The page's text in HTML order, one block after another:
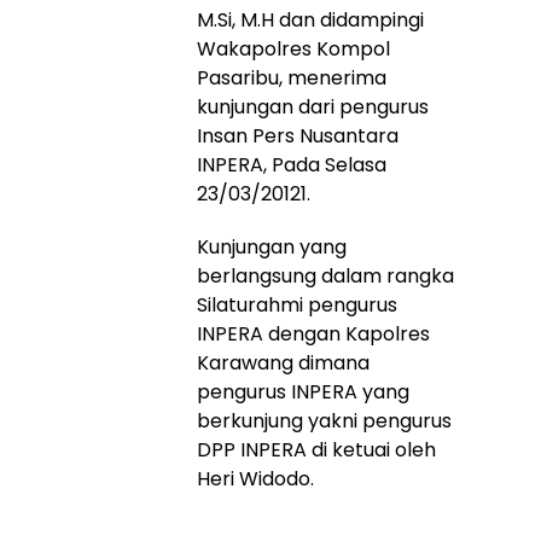
M.Si, M.H dan didampingi
Wakapolres Kompol
Pasaribu, menerima
kunjungan dari pengurus
Insan Pers Nusantara
INPERA, Pada Selasa
23/03/20121.
Kunjungan yang
berlangsung dalam rangka
Silaturahmi pengurus
INPERA dengan Kapolres
Karawang dimana
pengurus INPERA yang
berkunjung yakni pengurus
DPP INPERA di ketuai oleh
Heri Widodo.